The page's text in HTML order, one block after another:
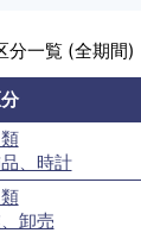
分一覧 (全期間)
、時計
卸売